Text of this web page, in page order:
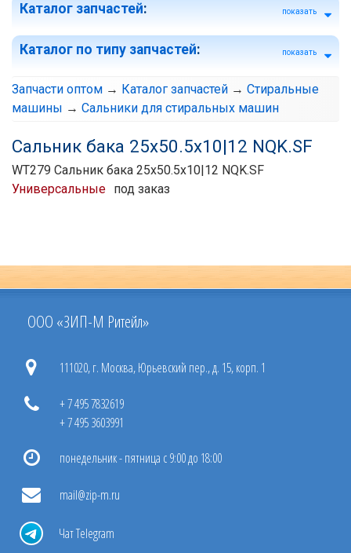
Каталог запчастей: показать
Каталог по типу запчастей: показать
Запчасти оптом → Каталог запчастей → Стиральные
машины → Сальники для стиральных машин
Сальник бака 25х50.5х10|12 NQK.SF
WT279 Сальник бака 25х50.5х10|12 NQK.SF
Универсальные под заказ
ООО «ЗИП-М Ритейл»
111020, г. Москва, Юрьевский пер., д. 15, корп. 1
+ 7 495 7832619
+ 7 495 3603991
понедельник - пятница с 9:00 до 18:00
mail@zip-m.ru
Чат Telegram